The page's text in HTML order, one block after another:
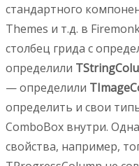
стандартного
Themes и т.д. в
столбец грида с
определили
— определили
определить и свои
ComboBox внутри.
свойства, например,